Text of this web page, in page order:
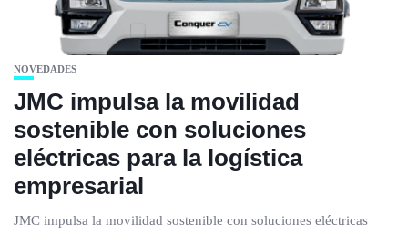
NOVEDADES
JMC impulsa la movilidad
sostenible con soluciones
eléctricas para la logística
empresarial
JMC impulsa la movilidad sostenible con soluciones eléctricas